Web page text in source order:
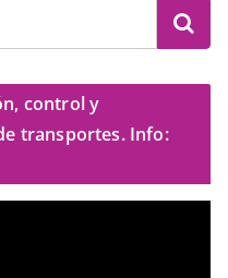
control y
transportes. Info: